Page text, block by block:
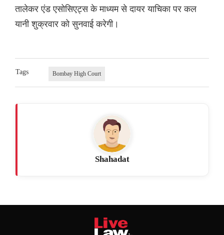
तालेकर एंड एसोसिएट्स के माध्यम से दायर याचिका पर कल
यानी शुक्रवार को सुनवाई करेगी।
Tags Bombay High Court
Shahadat